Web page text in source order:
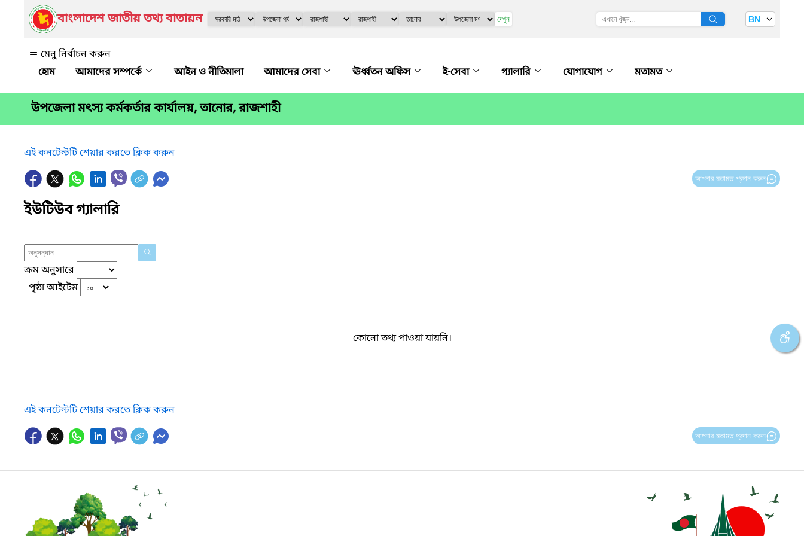
বাংলাদেশ জাতীয় তথ্য বাতায়ন দেখুন BN
মেনু নির্বাচন করুন
আমাদের সম্পর্কে
আইন ও নীতিমালা আমাদের সেবা ঊর্ধ্বতন অফিস ই-সেবা গ্যালারি যোগাযোগ মতামত
উপজেলা মৎস্য কর্মকর্তার কার্যালয়, তানোর, রাজশাহী
এই কনটেন্টটি শেয়ার করতে ক্লিক করুন
আপনার মতামত প্রদান করুন
ইউটিউব গ্যালারি
ক্রম অনুসারে
পৃষ্ঠা আইটেম
কোনো তথ্য পাওয়া যায়নি।
এই কনটেন্টটি শেয়ার করতে ক্লিক করুন
আপনার মতামত প্রদান করুন